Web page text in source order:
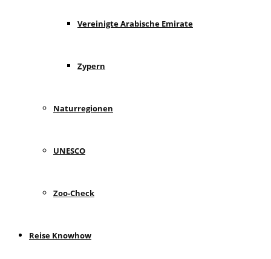
Vereinigte Arabische Emirate
Zypern
Naturregionen
UNESCO
Zoo-Check
Reise Knowhow